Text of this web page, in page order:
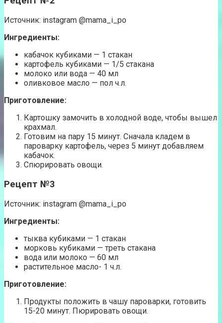
Источник: instagram @mama_i_po
Ингредиенты:
кабачок кубиками — 1 стакан
картофель кубиками — 1/5 стакана
молоко или вода — 40 мл
оливковое масло — пол ч.л.
Приготовление:
Картошку замочить в холодной воде, чтобы вышел
крахмал.
Готовим на пару 15 минут. Сначала кладем в
пароварку картофель, через 5 минут добавляем
кабачок.
Спюрировать овощи.
Рецепт №3
Источник: instagram @mama_i_po
Ингредиенты:
тыква кубиками — 1 стакан
морковь кубиками — треть стакана
вода или молоко — 60 мл
растительное масло- 1 ч.л.
Приготовление:
Продукты положить в чашу пароварки, готовить
15-20 минут. Пюрировать овощи.